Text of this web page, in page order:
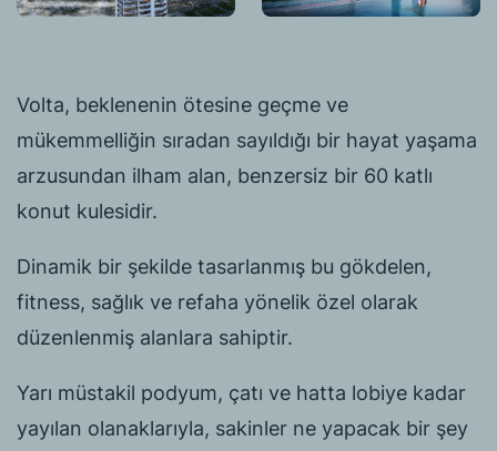
Volta, beklenenin ötesine geçme ve
mükemmelliğin sıradan sayıldığı bir hayat yaşama
arzusundan ilham alan, benzersiz bir 60 katlı
konut kulesidir.
Dinamik bir şekilde tasarlanmış bu gökdelen,
fitness, sağlık ve refaha yönelik özel olarak
düzenlenmiş alanlara sahiptir.
Yarı müstakil podyum, çatı ve hatta lobiye kadar
yayılan olanaklarıyla, sakinler ne yapacak bir şey